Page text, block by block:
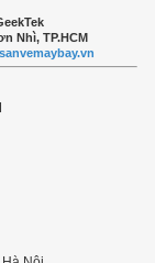
Nhì, TP.HCM